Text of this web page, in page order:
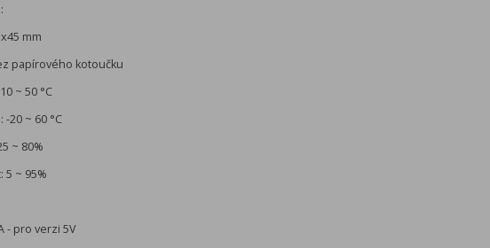
mm
papírového kotoučku
~ 50 °C
20 ~ 60 °C
~ 80%
5 ~ 95%
- pro verzi 5V